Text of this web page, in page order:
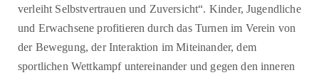
verleiht Selbstvertrauen und Zuversicht“. Kinder, Jugendliche
und Erwachsene profitieren durch das Turnen im Verein von
der Bewegung, der Interaktion im Miteinander, dem
sportlichen Wettkampf untereinander und gegen den inneren